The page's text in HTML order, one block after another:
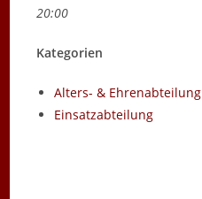
20:00
Kategorien
Alters- & Ehrenabteilung
Einsatzabteilung